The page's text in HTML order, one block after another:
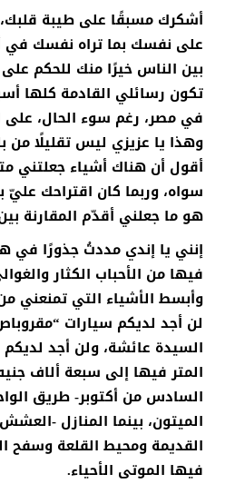
أشكرك مسبقًا على طيبة
على نفسك بما تراه نفسك في
بين الناس خيرًا منك للحكم
تكون رسائلي القادمة كلها
في مصر، رغم سوء الحال، على
وهذا يا عزيزي ليس تقليلًا من
أقول أن هناك أشياء جعلتني
سواه، وربما كان اقتراحك
هو ما جعلني أقدّم المقارنة
إنني يا إندي مددتُ جذورًا في
فيها من الأحباب الكثار
وأبسط الأشياء التي تمنعني
لن أجد لديكم سيارات
السيدة عائشة، ولن أجد لديكم
المتر فيها إلى سبعة ألاف
السادس من أكتوبر- طريق
الميتون، بينما المنازل -
القديمة ومحيط القلعة وسفح
فيها الموتى الأحياء.